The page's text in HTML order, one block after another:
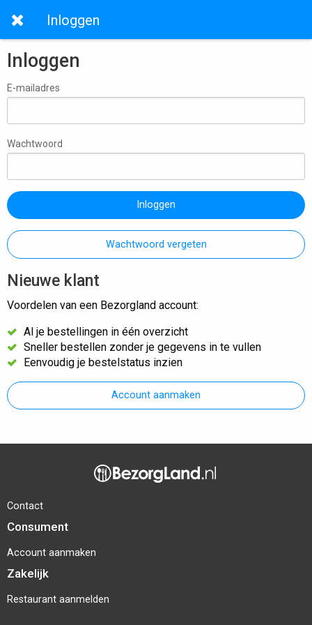
Inloggen
Inloggen
E-mailadres
Wachtwoord
Inloggen
Wachtwoord vergeten
Nieuwe klant
Voordelen van een Bezorgland account:
Al je bestellingen in één overzicht
Sneller bestellen zonder je gegevens in te vullen
Eenvoudig je bestelstatus inzien
Account aanmaken
Contact
Consument
Account aanmaken
Zakelijk
Restaurant aanmelden